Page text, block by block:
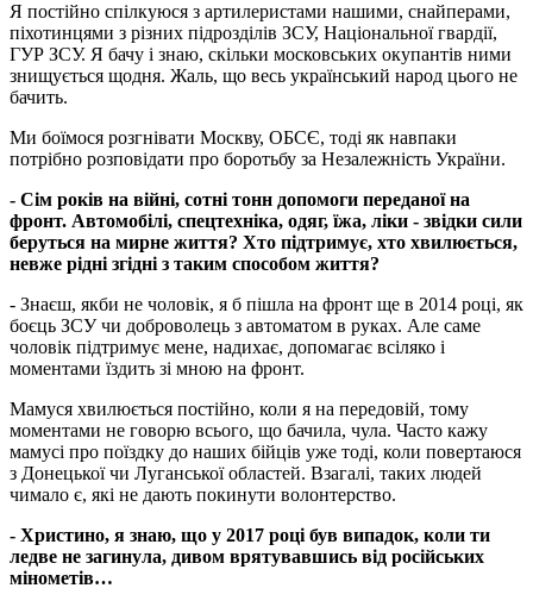
Я постійно спілкуюся з артилеристами нашими, снайперами,
піхотинцями з різних підрозділів ЗСУ, Національної гвардії,
ГУР ЗСУ. Я бачу і знаю, скільки московських окупантів ними
знищується щодня. Жаль, що весь український народ цього не
бачить.
Ми боїмося розгнівати Москву, ОБСЄ, тоді як навпаки
потрібно розповідати про боротьбу за Незалежність України.
- Сім років на війні, сотні тонн допомоги переданої на
фронт. Автомобілі, спецтехніка, одяг, їжа, ліки - звідки сили
беруться на мирне життя? Хто підтримує, хто хвилюється,
невже рідні згідні з таким способом життя?
- Знаєш, якби не чоловік, я б пішла на фронт ще в 2014 році, як
боєць ЗСУ чи доброволець з автоматом в руках. Але саме
чоловік підтримує мене, надихає, допомагає всіляко і
моментами їздить зі мною на фронт.
Мамуся хвилюється постійно, коли я на передовій, тому
моментами не говорю всього, що бачила, чула. Часто кажу
мамусі про поїздку до наших бійців уже тоді, коли повертаюся
з Донецької чи Луганської областей. Взагалі, таких людей
чимало є, які не дають покинути волонтерство.
- Христино, я знаю, що у 2017 році був випадок, коли ти
ледве не загинула, дивом врятувавшись від російських
мінометів…